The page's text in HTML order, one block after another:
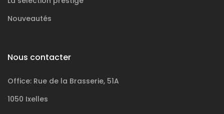
Nouveautés
Nous contacter
Office: Rue de la Brasserie, 51A
1050 Ixelles